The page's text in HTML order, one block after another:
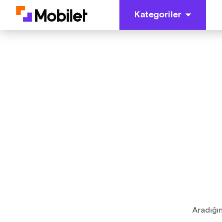
Kategoriler